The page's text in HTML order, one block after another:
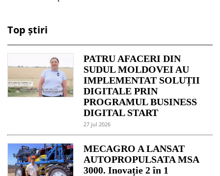
Top știri
PATRU AFACERI DIN
SUDUL MOLDOVEI AU
IMPLEMENTAT SOLUȚII
DIGITALE PRIN
PROGRAMUL BUSINESS
DIGITAL START
27 jul 2026
MECAGRO A LANSAT
AUTOPROPULSATA MSA
3000. Inovație 2 în 1